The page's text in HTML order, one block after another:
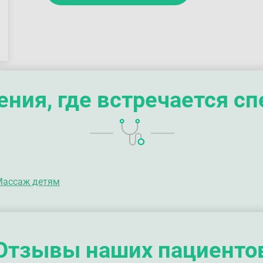
где встречается
детям
наших